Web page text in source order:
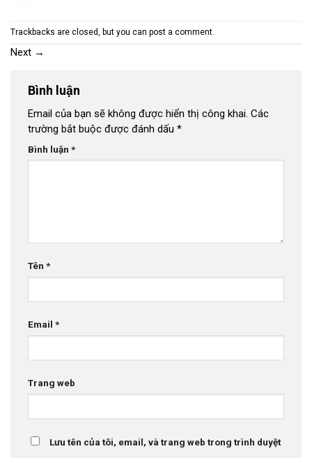
Trackbacks are closed, but you can post a comment.
Next →
Bình luận
Email của bạn sẽ không được hiển thị công khai. Các
trường bắt buộc được đánh dấu *
Bình luận *
Tên *
Email *
Trang web
Lưu tên của tôi, email, và trang web trong trình duyệt